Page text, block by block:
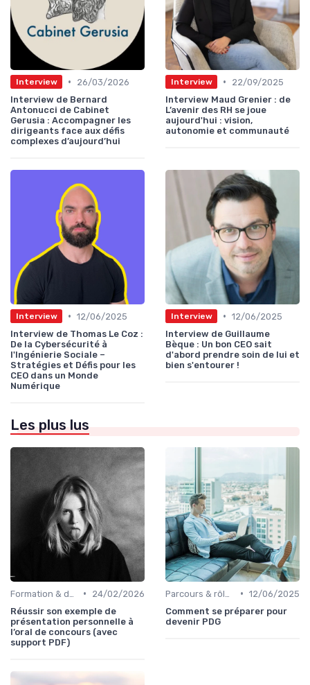
Interview •
26/03/2026
Interview de Bernard
Antonucci de Cabinet
Gerusia : Accompagner les
dirigeants face aux défis
complexes d’aujourd’hui
Interview •
22/09/2025
Interview Maud Grenier : de
L’avenir des RH se joue
aujourd'hui : vision,
autonomie et communauté
Interview • 12/06/2025
Interview de Thomas Le Coz :
De la Cybersécurité à
l'Ingénierie Sociale –
Stratégies et Défis pour les
CEO dans un Monde
Numérique
Interview • 12/06/2025
Interview de Guillaume
Bèque : Un bon CEO sait
d'abord prendre soin de lui et
bien s'entourer !
Les plus lus
•
24/02/2026
Réussir son exemple de
présentation personnelle à
l’oral de concours (avec
support PDF)
• 12/06/2025
Comment se préparer pour
devenir PDG